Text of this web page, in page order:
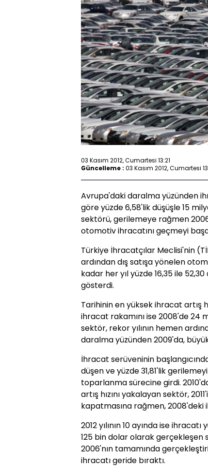
03 Kasım 2012, Cumartesi 13:21
Güncelleme : 03 Kasım 2012, Cumartesi
Avrupa'daki daralma yüzünden
göre yüzde 6,58'lik düşüşle 15
sektörü, gerilemeye rağmen
otomotiv ihracatını geçmeyi
Türkiye İhracatçılar Meclisi'nin
ardından dış satışa yönelen
kadar her yıl yüzde 16,35 ile
gösterdi.
Tarihinin en yüksek ihracat artış
ihracat rakamını ise 2008'de 24
sektör, rekor yılının hemen
daralma yüzünden 2009'da, büyük
İhracat serüveninin
düşen ve yüzde 31,81'lik
toparlanma sürecine girdi.
artış hızını yakalayan sektör,
kapatmasına rağmen, 2008'deki
2012 yılının 10 ayında ise
125 bin dolar olarak
2006'nın tamamında
ihracatı geride bıraktı.